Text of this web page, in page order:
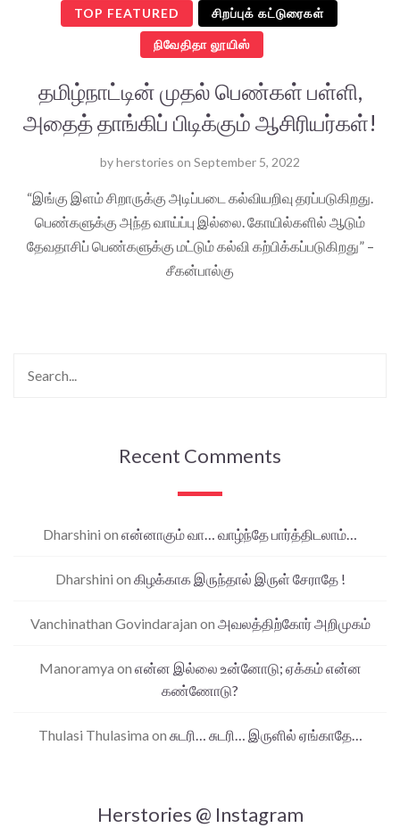
TOP FEATURED சிறப்புக் கட்டுரைகள்
நிவேதிதா லூயிஸ்
தமிழ்நாட்டின் முதல் பெண்கள் பள்ளி,
அதைத் தாங்கிப் பிடிக்கும் ஆசிரியர்கள்!
byherstories on September 5, 2022
“இங்கு இளம் சிறாருக்கு அடிப்படை கல்வியறிவு தரப்படுகிறது.
பெண்களுக்கு அந்த வாய்ப்பு இல்லை. கோயில்களில் ஆடும்
தேவதாசிப் பெண்களுக்கு மட்டும் கல்வி கற்பிக்கப்படுகிறது” –
சீகன்பால்கு
Recent Comments
Dharshini on என்னாகும் வா… வாழ்ந்தே பார்த்திடலாம்…
Dharshini on கிழக்காக இருந்தால் இருள் சேராதே !
Vanchinathan Govindarajan on அவலத்திற்கோர் அறிமுகம்
Manoramya on என்ன இல்லை உன்னோடு; ஏக்கம் என்ன
கண்ணோடு?
Thulasi Thulasima on சுடரி… சுடரி… இருளில் ஏங்காதே…
Herstories @ Instagram